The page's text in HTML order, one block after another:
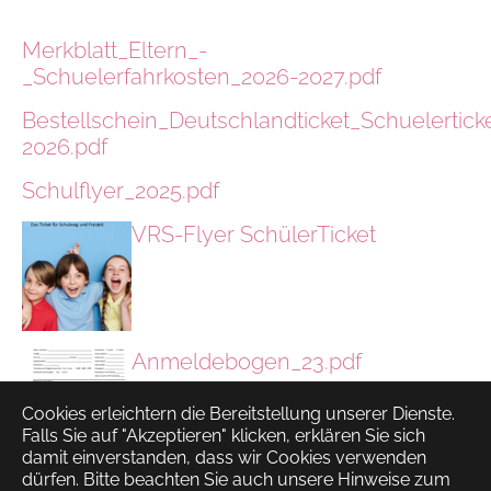
Cookies erleichtern die Bereitstellung unserer Dienste.
Falls Sie auf "Akzeptieren" klicken, erklären Sie sich
damit einverstanden, dass wir Cookies verwenden
dürfen. Bitte beachten Sie auch unsere Hinweise zum
Merkblatt_Eltern_-
_Schuelerfahrkosten_2026-2027.pdf
2026.pdf
Schulflyer_2025.pdf
VRS-Flyer SchülerTicket
Anmeldebogen_23.pdf